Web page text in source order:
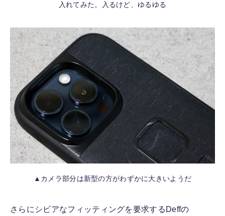
入れてみた。入るけど、ゆるゆる
▲カメラ部分は新型の方がわずかに大きいようだ
さらにシビアなフィッティングを要求するDeffの